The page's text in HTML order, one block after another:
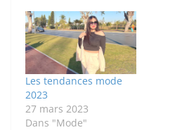
Les tendances mode
2023
27 mars 2023
Dans "Mode"